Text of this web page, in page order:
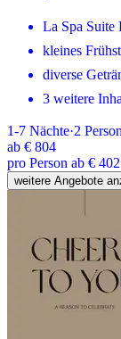
La Spa Suite
kleines
diverse
3 weitere
1-7 Nächte·2
ab € 804
pro Person ab € 402
weitere Angebote